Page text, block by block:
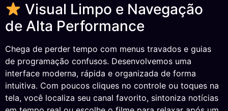
Visual Limpo e Navegação
de Alta Performance
Chega de perder tempo com menus travados e guias
de programação confusos. Desenvolvemos uma
interface moderna, rápida e organizada de forma
intuitiva. Com poucos cliques no controle ou toques na
tela, você localiza seu canal favorito, sintoniza notícias